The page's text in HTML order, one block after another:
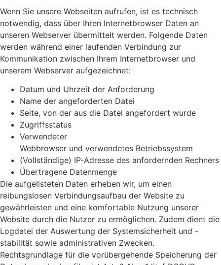
Wenn Sie unsere Webseiten aufrufen, ist es technisch
notwendig, dass über Ihren Internetbrowser Daten an
unseren Webserver übermittelt werden. Folgende Daten
werden während einer laufenden Verbindung zur
Kommunikation zwischen Ihrem Internetbrowser und
unserem Webserver aufgezeichnet:
Datum und Uhrzeit der Anforderung
Name der angeforderten Datei
Seite, von der aus die Datei angefordert wurde
Zugriffsstatus
Verwendeter
Webbrowser und verwendetes Betriebssystem
(Vollständige) IP-Adresse des anfordernden Rechners
Übertragene Datenmenge
Die aufgelisteten Daten erheben wir, um einen
reibungslosen Verbindungsaufbau der Website zu
gewährleisten und eine komfortable Nutzung unserer
Website durch die Nutzer zu ermöglichen. Zudem dient die
Logdatei der Auswertung der Systemsicherheit und -
stabilität sowie administrativen Zwecken.
Rechtsgrundlage für die vorübergehende Speicherung der